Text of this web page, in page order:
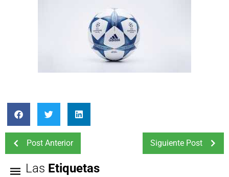
Post Anterior Siguiente Post
Las Etiquetas